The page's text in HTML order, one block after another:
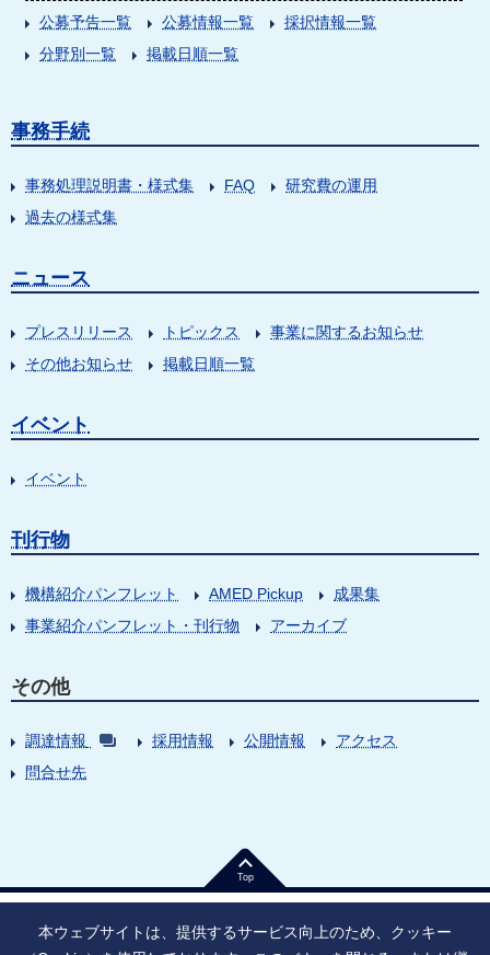
公募予告一覧
公募情報一覧
採択情報一覧
分野別一覧
掲載日順一覧
事務手続
事務処理説明書・様式集 FAQ
研究費の運用
過去の様式集
ニュース
プレスリリース トピックス
事業に関するお知らせ
その他お知らせ
掲載日順一覧
イベント
イベント
刊行物
機構紹介パンフレット AMED Pickup
成果集
事業紹介パンフレット・刊行物
アーカイブ
その他
調達情報 採用情報 公開情報
アクセス
問合せ先
Top
本ウェブサイトは、提供するサービス向上のため、クッキー